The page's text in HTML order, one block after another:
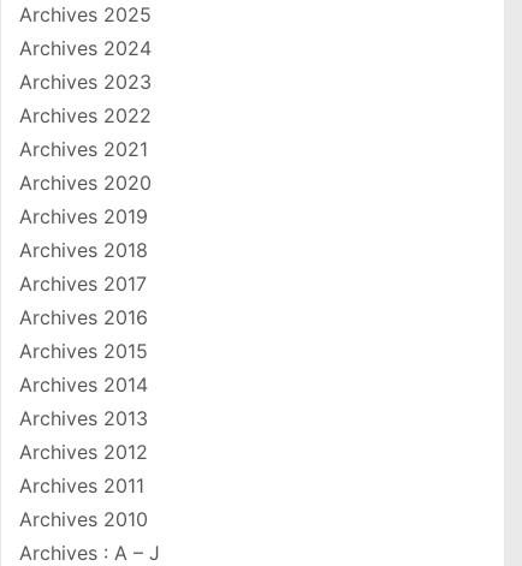
Archives 2025
Archives 2024
Archives 2023
Archives 2022
Archives 2021
Archives 2020
Archives 2019
Archives 2018
Archives 2017
Archives 2016
Archives 2015
Archives 2014
Archives 2013
Archives 2012
Archives 2011
Archives 2010
Archives : A – J